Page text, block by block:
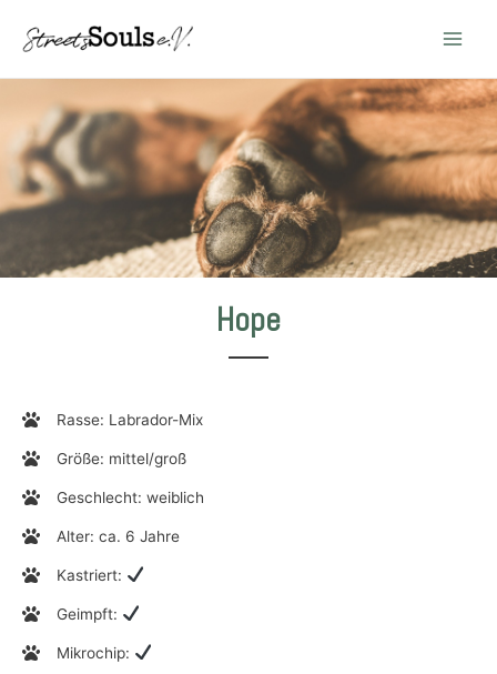
Hope
Rasse: Labrador-Mix
Größe: mittel/groß
Geschlecht: weiblich
Alter: ca. 6 Jahre
Kastriert:
Geimpft:
Mikrochip: